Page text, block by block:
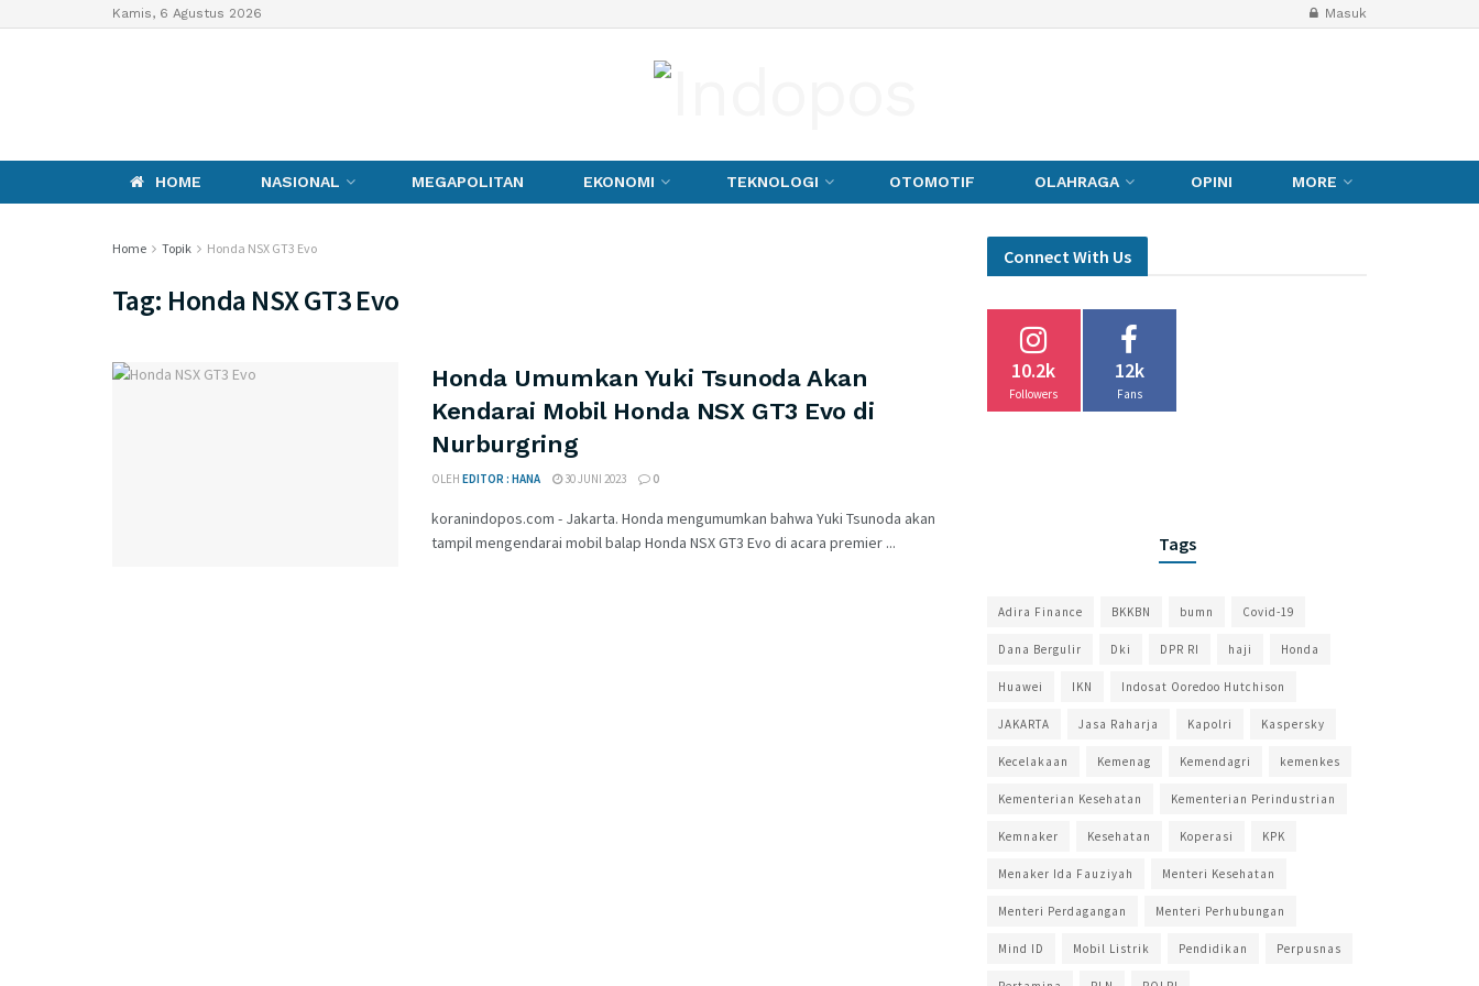
Kamis, 6 Agustus 2026 Masuk
HOME NASIONAL MEGAPOLITAN EKONOMI TEKNOLOGI OTOMOTIF OLAHRAGA OPINI MORE
Home Topik Honda NSX GT3 Evo
Tag: Honda NSX GT3 Evo
Honda Umumkan Yuki Tsunoda Akan
Kendarai Mobil Honda NSX GT3 Evo di
Nurburgring
OLEH EDITOR : HANA 30 JUNI 2023 0
koranindopos.com - Jakarta. Honda mengumumkan bahwa Yuki Tsunoda akan
tampil mengendarai mobil balap Honda NSX GT3 Evo di acara premier ...
Connect With Us
10.2k
Followers
12k
Fans
Tags
Adira Finance BKKBN bumn Covid-19
Dana Bergulir Dki DPR RI haji Honda
Huawei IKN Indosat Ooredoo Hutchison
JAKARTA Jasa Raharja Kapolri Kaspersky
Kecelakaan Kemenag Kemendagri kemenkes
Kementerian Kesehatan Kementerian Perindustrian
Kemnaker Kesehatan Koperasi KPK
Menaker Ida Fauziyah Menteri Kesehatan
Menteri Perdagangan Menteri Perhubungan
Mind ID Mobil Listrik Pendidikan Perpusnas